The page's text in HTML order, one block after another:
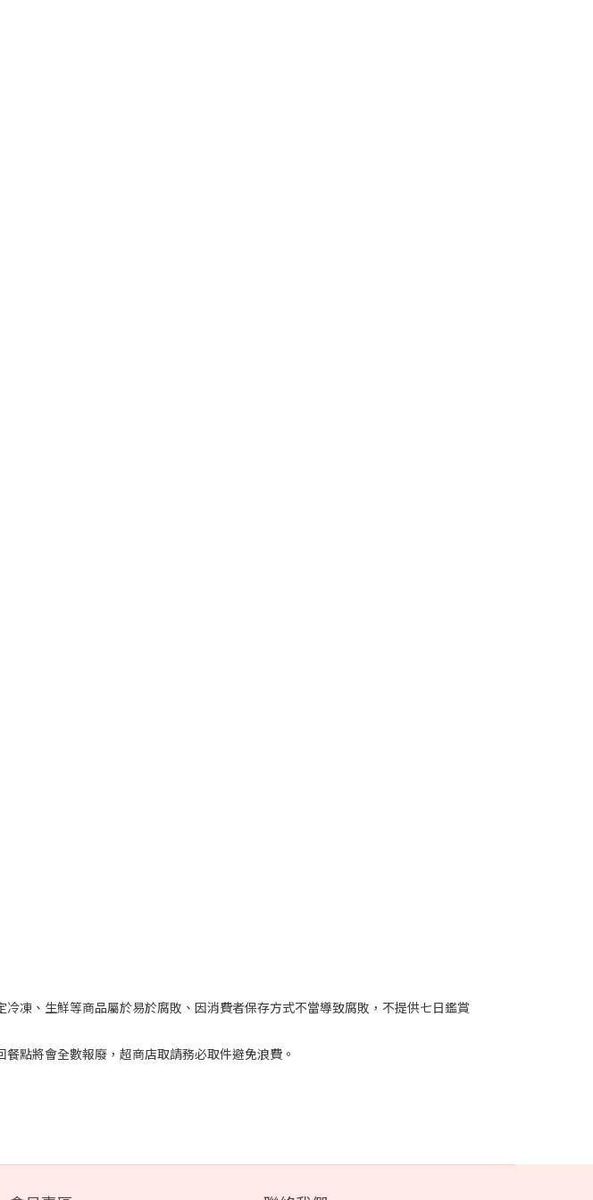
凍、生鮮等商品屬於易於腐敗、因消費者保存方式不當導致腐敗，不提供七日鑑賞
點將會全數報廢，超商店取請務必取件避免浪費。